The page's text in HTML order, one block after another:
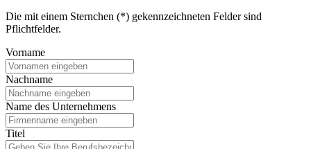
Die mit einem Sternchen (*) gekennzeichneten Felder sind
Pflichtfelder.
Vorname
Nachname
Name des Unternehmens
Titel